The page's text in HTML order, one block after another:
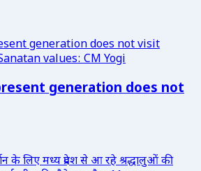
generation does not